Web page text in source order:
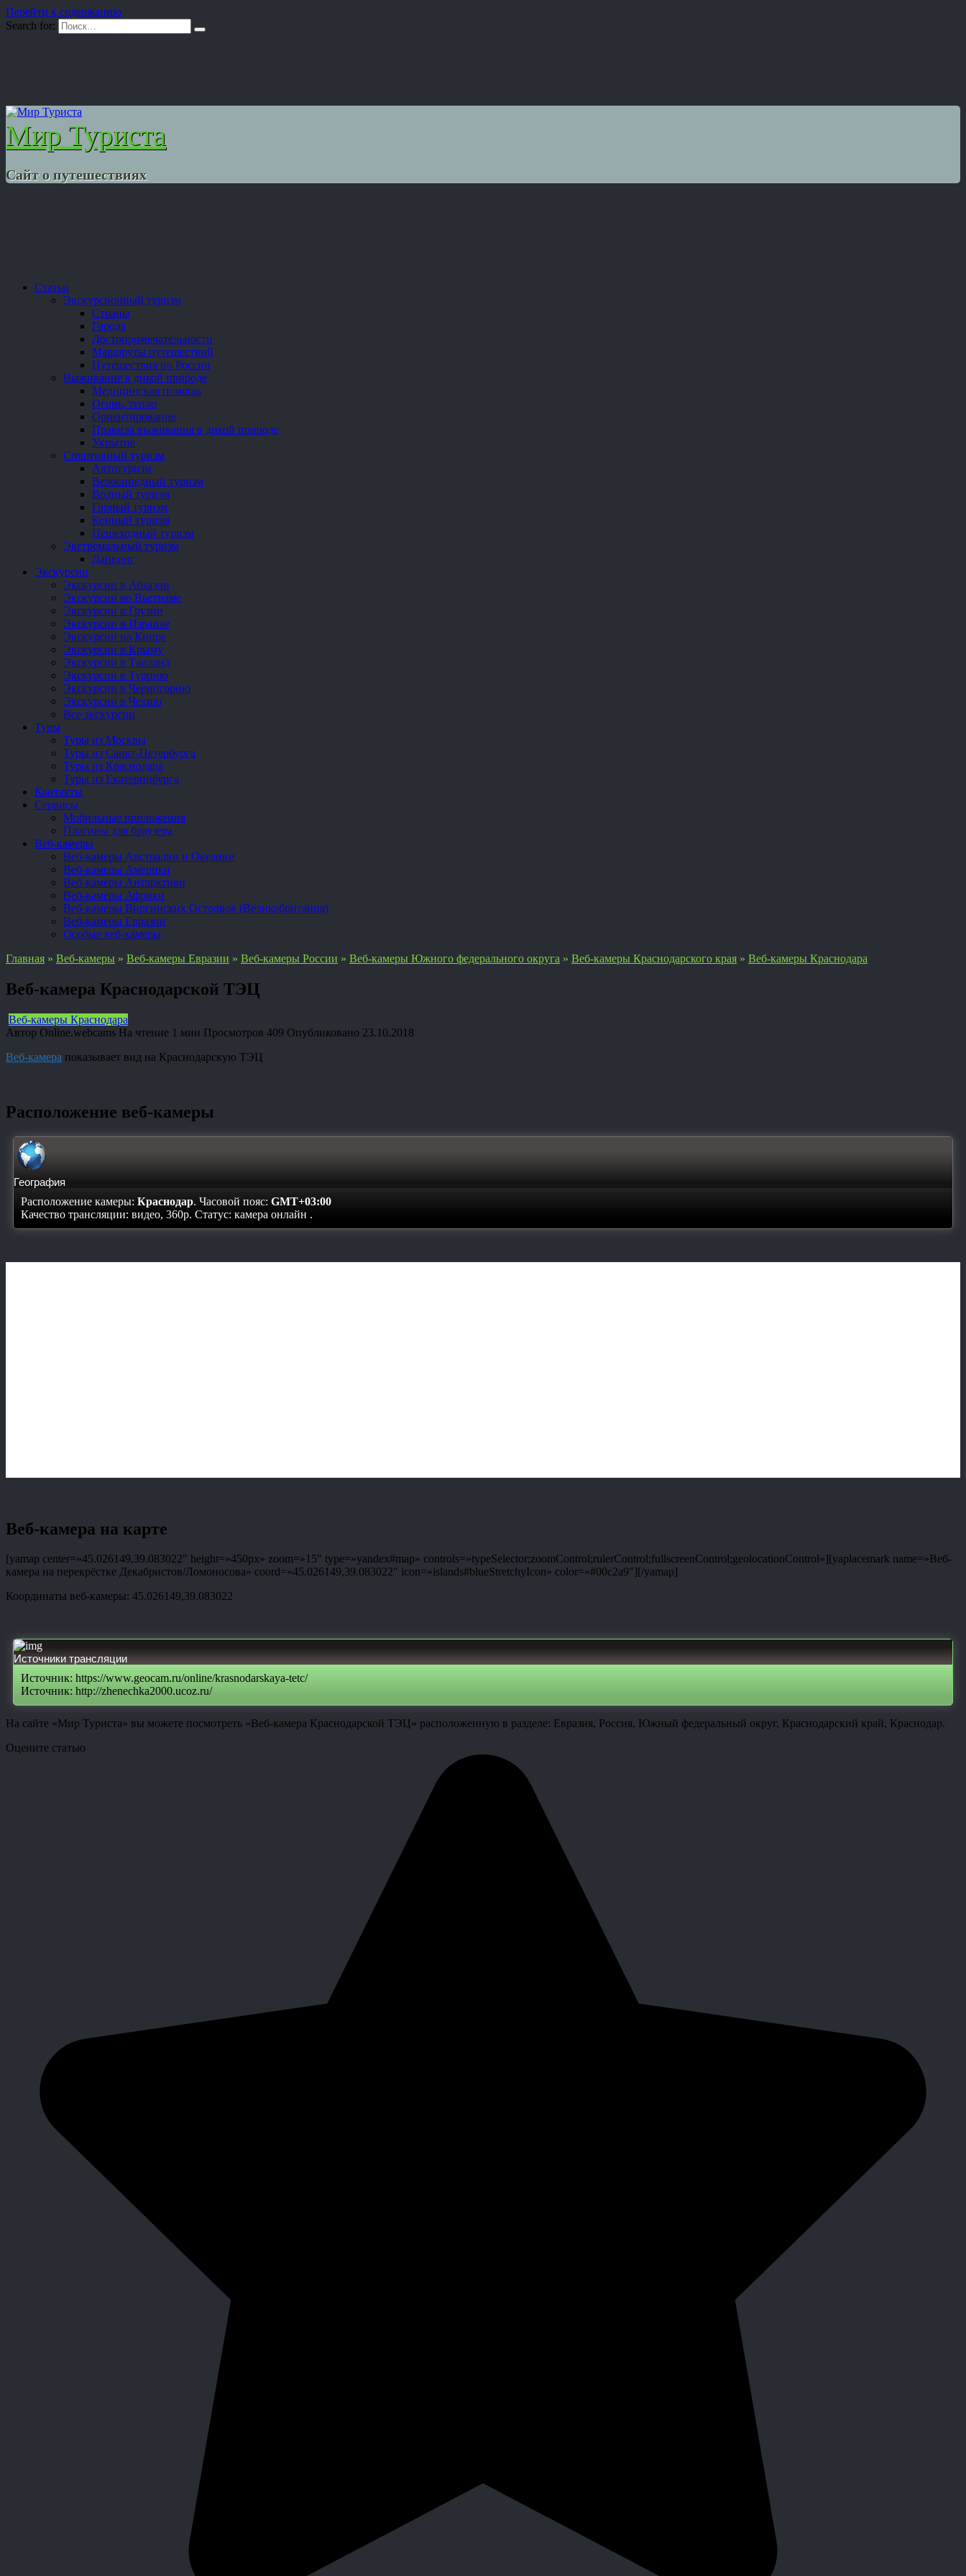
Перейти к содержанию
Search for:
Мир Туриста
Сайт о путешествиях
Статьи
Экскурсионный туризм
Страны
Города
Достопримечательности
Маршруты путешествий
Путешествия по России
Выживание в дикой природе
Медицинская помощь
Огонь, тепло
Ориентирование
Правила выживания в дикой природе
Укрытие
Спортивный туризм
Автотуризм
Велосипедный туризм
Водный туризм
Горный туризм
Конный туризм
Пешеходный туризм
Экстремальный туризм
Дайвинг
Экскурсии
Экскурсии в Абхазии
Экскурсии во Вьетнаме
Экскурсии в Грузии
Экскурсии в Израиле
Экскурсии на Кипре
Экскурсии в Крыму
Экскурсии в Таиланд
Экскурсии в Турцию
Экскурсии в Черногорию
Экскурсии в Чехию
Все экскурсии
Туры
Туры из Москвы
Туры из Санкт-Петербурга
Туры из Краснодара
Туры из Екатеринбурга
Контакты
Сервисы
Мобильные приложения
Плагины для браузера
Веб-камеры
Веб-камеры Австралии и Океании
Веб-камеры Америки
Веб-камеры Антарктики
Веб-камеры Африки
Веб-камеры Виргинских Островов (Великобритания)
Веб-камеры Евразии
Особые веб-камеры
Главная » Веб-камеры » Веб-камеры Евразии » Веб-камеры России » Веб-камеры Южного федерального округа » Веб-камеры Краснодарского края » Веб-камеры Краснодара
Веб-камера Краснодарской ТЭЦ
Веб-камеры Краснодара
Автор Online.webcams На чтение 1 мин Просмотров 409 Опубликовано 23.10.2018
Веб-камера показывает вид на Краснодарскую ТЭЦ
Расположение веб-камеры
География
Расположение камеры: Краснодар. Часовой пояс: GMT+03:00
Качество трансляции: видео, 360p. Статус: камера онлайн .
Веб-камера на карте
[yamap center=»45.026149,39.083022″ height=»450px» zoom=»15″ type=»yandex#map» controls=»typeSelector;zoomControl;rulerControl;fullscreenControl;geolocationControl»][yaplacemark name=»Веб-
камера на перекрёстке Декабристов/Ломоносова» coord=»45.026149,39.083022″ icon=»islands#blueStretchyIcon» color=»#00c2a9″][/yamap]
Координаты веб-камеры: 45.026149,39.083022
Источники трансляции
Источник: https://www.geocam.ru/online/krasnodarskaya-tetc/
Источник: http://zhenechka2000.ucoz.ru/
На сайте «Мир Туриста» вы можете посмотреть «Веб-камера Краснодарской ТЭЦ» расположенную в разделе: Евразия, Россия, Южный федеральный округ, Краснодарский край, Краснодар.
Оцените статью